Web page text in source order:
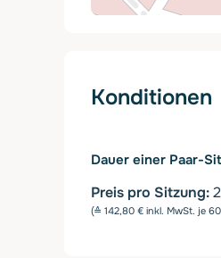
Konditionen
Dauer einer Paar-
Preis pro Sitzung:
(≙ 142,80 € inkl. MwSt. je